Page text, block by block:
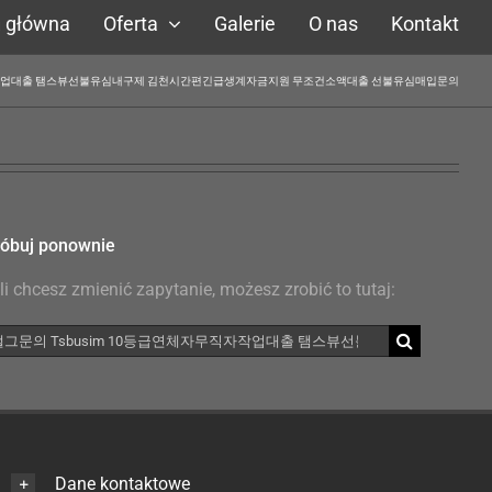
Oferta Galerie O nas Kontakt
대출 탬스뷰선불유심내구제 김천시간편긴급생계자금지원 무조건소액대출 선불유심매입문의
ponownie
chcesz zmienić zapytanie, możesz zrobić to tutaj:
Dane kontaktowe